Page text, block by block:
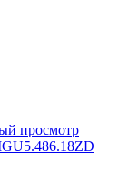
просмотр